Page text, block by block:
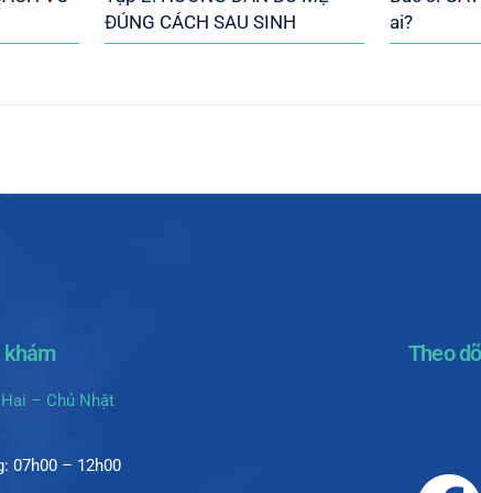
ĐÚNG CÁCH SAU SINH
ai?
khám
– Chủ Nhật
07h00 – 12h00
Theo